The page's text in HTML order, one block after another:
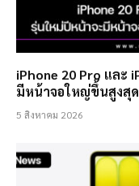
iPhone 20 Pro และ
มีหน้าจอใหญ่ขึ้นสูงสุ
5 สิงหาคม 2026